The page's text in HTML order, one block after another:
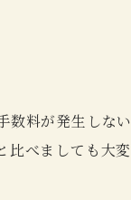
数料が発生しない
比べましても大変